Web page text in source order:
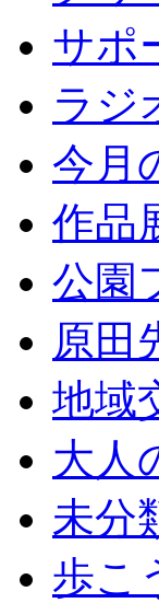
サポ
ラジ
今月
作品
公園
原田
地域
大人
未分
歩こ